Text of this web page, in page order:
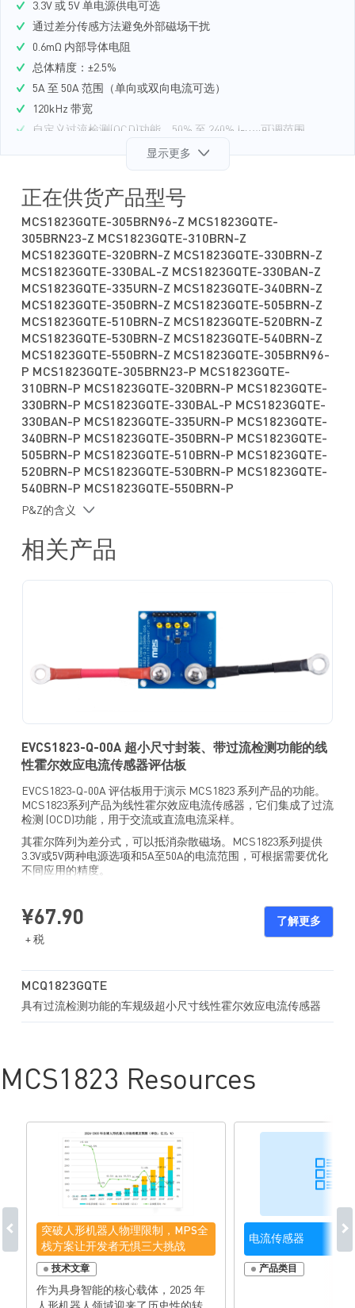
3.3V 或 5V 单电源供电可选
通过差分传感方法避免外部磁场干扰
0.6mΩ 内部导体电阻
总体精度：±2.5%
5A 至 50A 范围（单向或双向电流可选）
120kHz 带宽
自定义过流检测(OCD)功能，50% 至 240% I PMAX 可调范围
快速 OCD（1μs响应时间）
输出与AC 或DC电流成比例
输出为比率或绝对输出电压两种可选
无磁滞
采用 TQFN-12 (3mmx3mm) 封装
显示更多
正在供货产品型号
MCS1823GQTE-305BRN96-Z MCS1823GQTE-
305BRN23-Z MCS1823GQTE-310BRN-Z
MCS1823GQTE-320BRN-Z MCS1823GQTE-330BRN-Z
MCS1823GQTE-330BAL-Z MCS1823GQTE-330BAN-Z
MCS1823GQTE-335URN-Z MCS1823GQTE-340BRN-Z
MCS1823GQTE-350BRN-Z MCS1823GQTE-505BRN-Z
MCS1823GQTE-510BRN-Z MCS1823GQTE-520BRN-Z
MCS1823GQTE-530BRN-Z MCS1823GQTE-540BRN-Z
MCS1823GQTE-550BRN-Z MCS1823GQTE-305BRN96-
P MCS1823GQTE-305BRN23-P MCS1823GQTE-
310BRN-P MCS1823GQTE-320BRN-P MCS1823GQTE-
330BRN-P MCS1823GQTE-330BAL-P MCS1823GQTE-
330BAN-P MCS1823GQTE-335URN-P MCS1823GQTE-
340BRN-P MCS1823GQTE-350BRN-P MCS1823GQTE-
505BRN-P MCS1823GQTE-510BRN-P MCS1823GQTE-
520BRN-P MCS1823GQTE-530BRN-P MCS1823GQTE-
540BRN-P MCS1823GQTE-550BRN-P
P&Z的含义
相关产品
EVCS1823-Q-00A 超小尺寸封装、带过流检测功能的线
性霍尔效应电流传感器评估板
EVCS1823-Q-00A 评估板用于演示 MCS1823 系列产品的功能。
MCS1823系列产品为线性霍尔效应电流传感器，它们集成了过流
检测 (OCD)功能，用于交流或直流电流采样。
其霍尔阵列为差分式，可以抵消杂散磁场。MCS1823系列提供
3.3V或5V两种电源选项和5A至50A的电流范围，可根据需要优化
不同应用的精度。
的原边导电路径引脚和传感器引线之间具备电流隔离，因此能够
取代光隔离器或其他昂贵的隔离设备。
MCS1823 采用超小尺寸 TQFN-12 (3mmx3mm) 封装。
¥67.90
+ 税
了解更多
MCQ1823GQTE
具有过流检测功能的车规级超小尺寸线性霍尔效应电流传感器
MCS1823 Resources
突破人形机器人物理限制，MPS全
栈方案让开发者无惧三大挑战
技术文章
作为具身智能的核心载体，2025 年
电流传感器
产品类目